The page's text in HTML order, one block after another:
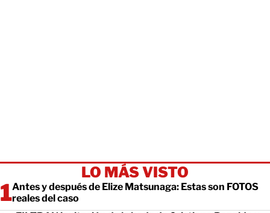
LO MÁS VISTO
Antes y después de Elize Matsunaga: Estas son FOTOS
reales del caso